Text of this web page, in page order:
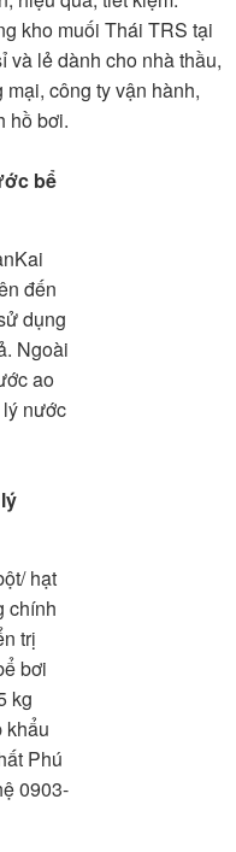
kho muối Thái TRS tại
và lẻ dành cho nhà thầu,
công ty vận hành,
hồ bơi.
bể
đến
dụng
Ngoài
ao
nước
hạt
chính
trị
bơi
kg
khẩu
Phú
0903-